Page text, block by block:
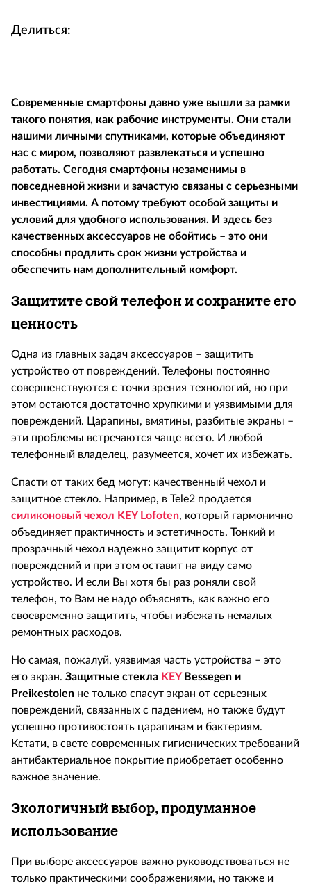
Делиться:
Современные смартфоны давно уже вышли за рамки
такого понятия, как рабочие инструменты. Они стали
нашими личными спутниками, которые объединяют
нас с миром, позволяют развлекаться и успешно
работать. Сегодня смартфоны незаменимы в
повседневной жизни и зачастую связаны с серьезными
инвестициями. А потому требуют особой защиты и
условий для удобного использования. И здесь без
качественных аксессуаров не обойтись – это они
способны продлить срок жизни устройства и
обеспечить нам дополнительный комфорт.
Защитите свой телефон и сохраните его
ценность
Одна из главных задач аксессуаров – защитить
устройство от повреждений. Телефоны постоянно
совершенствуются с точки зрения технологий, но при
этом остаются достаточно хрупкими и уязвимыми для
повреждений. Царапины, вмятины, разбитые экраны –
эти проблемы встречаются чаще всего. И любой
телефонный владелец, разумеется, хочет их избежать.
Спасти от таких бед могут: качественный чехол и
защитное стекло. Например, в Tele2 продается
силиконовый чехол KEY Lofoten, который гармонично
объединяет практичность и эстетичность. Тонкий и
прозрачный чехол надежно защитит корпус от
повреждений и при этом оставит на виду само
устройство. И если Вы хотя бы раз роняли свой
телефон, то Вам не надо объяснять, как важно его
своевременно защитить, чтобы избежать немалых
ремонтных расходов.
Но самая, пожалуй, уязвимая часть устройства – это
его экран. Защитные стекла KEY Bessegen и
Preikestolen не только спасут экран от серьезных
повреждений, связанных с падением, но также будут
успешно противостоять царапинам и бактериям.
Кстати, в свете современных гигиенических требований
антибактериальное покрытие приобретает особенно
важное значение.
Экологичный выбор, продуманное
использование
При выборе аксессуаров важно руководствоваться не
только практическими соображениями, но также и